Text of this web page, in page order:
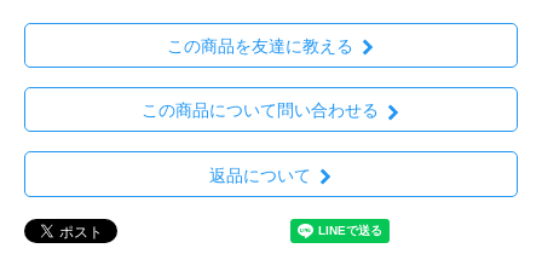
この商品を友達に教える
この商品について問い合わせる
返品について